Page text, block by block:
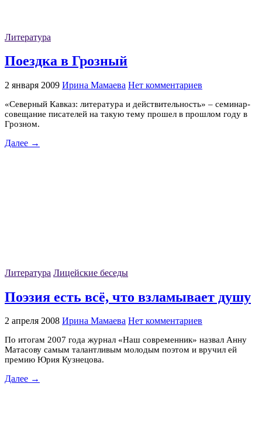
Литература
Поездка в Грозный
2 января 2009 Ирина Мамаева Нет комментариев
«Северный Кавказ: литература и действительность» – семинар-
совещание писателей на такую тему прошел в прошлом году в
Грозном.
Далее →
Литература Лицейские беседы
Поэзия есть всё, что взламывает душу
2 апреля 2008 Ирина Мамаева Нет комментариев
По итогам 2007 года журнал «Наш современник» назвал Анну
Матасову самым талантливым молодым поэтом и вручил ей
премию Юрия Кузнецова.
Далее →